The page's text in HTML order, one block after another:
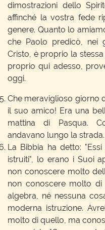
dimostrazioni dello
affinché la vostra fede
genere. Quanto lo
che Paolo predicò, nei
Cristo, è proprio la
proprio qui adesso,
oggi.
Che meraviglioso giorno
il suo amico! Era una
mattina di Pasqua.
andavano lungo la strada.
La Bibbia ha detto:
istruiti", lo erano i Suoi
non conoscere molto
non conoscere molto
algebra, né nessuna
moderna istruzione.
molto di quello, ma